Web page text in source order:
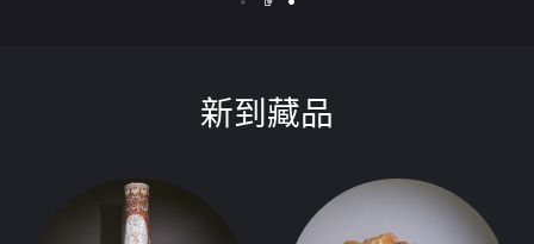
新到藏品